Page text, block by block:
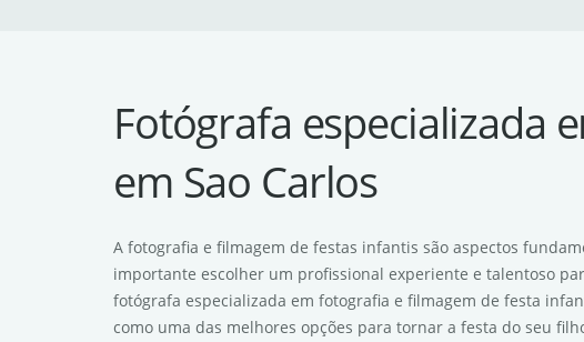
Fotógrafa especializada
em Sao Carlos
A fotografia e filmagem de festas infantis são aspectos
importante escolher um profissional experiente e talentoso
fotógrafa especializada em fotografia e filmagem de festa
como uma das melhores opções para tornar a festa do seu